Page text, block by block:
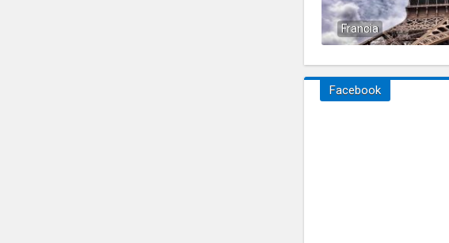
Francia
Facebook